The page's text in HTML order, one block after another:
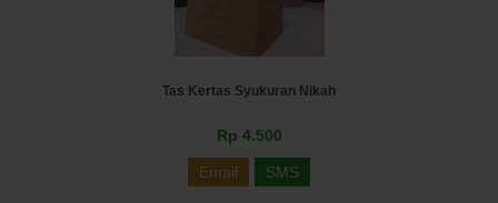
Tas Kertas Syukuran Nikah
Rp 4.500
Email SMS